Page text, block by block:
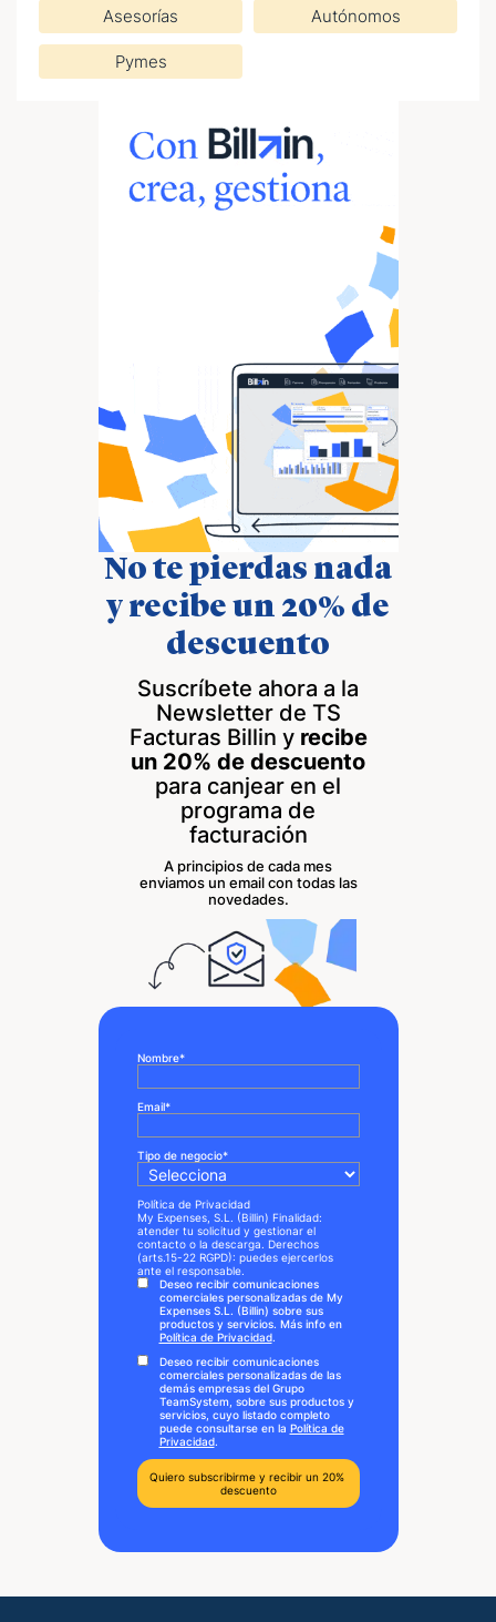
Asesorías Autónomos
Pymes
No te pierdas nada
y recibe un 20% de
descuento
Suscríbete ahora a la
Newsletter de TS
Facturas Billin y recibe
un 20% de descuento
para canjear en el
programa de
facturación
A principios de cada mes
enviamos un email con todas las
novedades.
Nombre*
Email*
Tipo de negocio*
Política de Privacidad
My Expenses, S.L. (Billin) Finalidad:
atender tu solicitud y gestionar el
contacto o la descarga. Derechos
(arts.15-22 RGPD): puedes ejercerlos
ante el responsable.
Deseo recibir comunicaciones
comerciales personalizadas de My
Expenses S.L. (Billin) sobre sus
productos y servicios. Más info en
Política de Privacidad.
Deseo recibir comunicaciones
comerciales personalizadas de las
demás empresas del Grupo
TeamSystem, sobre sus productos y
servicios, cuyo listado completo
puede consultarse en la Política de
Privacidad.